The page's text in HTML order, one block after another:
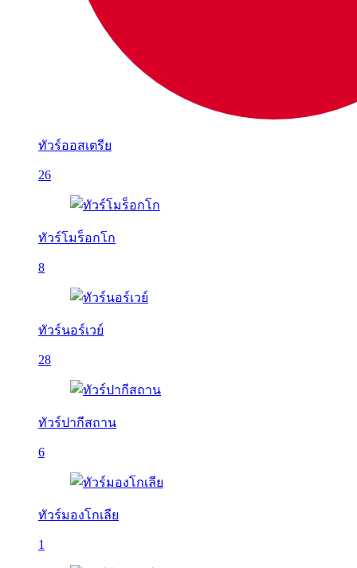
ทัวร์ออสเตรีย
26
ทัวร์โมร็อกโก
8
ทัวร์นอร์เวย์
28
ทัวร์ปากีสถาน
6
ทัวร์มองโกเลีย
1